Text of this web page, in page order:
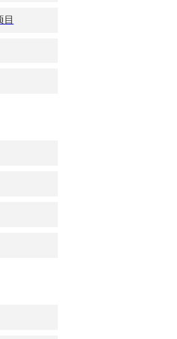
目
属礼仪方案
盛德科技发展(上海)有限公司